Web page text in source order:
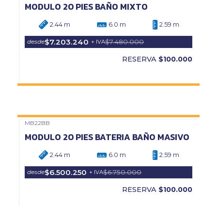
MODULO 20 PIES BAÑO MIXTO
2.44 m 6.0 m 2.59 m
desde$7.203.240 + IVA$7.480.000
RESERVA $100.000
MB22BB
MODULO 20 PIES BATERIA BAÑO MASIVO
2.44 m 6.0 m 2.59 m
desde$6.500.250 + IVA$6.750.000
RESERVA $100.000